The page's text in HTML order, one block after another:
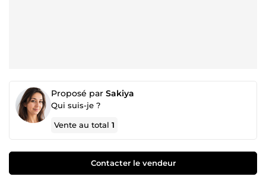
Proposé par Sakiya
Qui suis-je ?
Vente au total1
Contacter le vendeur